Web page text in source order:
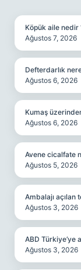
Köpük aile nedir
Ağustos 7, 2026
Defterdarlık
Ağustos 6, 2026
Kumaş
Ağustos 6, 2026
Avene cicalfate
Ağustos 5, 2026
Ambalajı açılan
Ağustos 3, 2026
ABD Türkiye’ye
Ağustos 3, 2026